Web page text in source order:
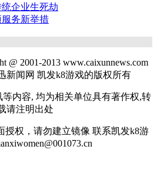
企业生死劫
务新举措
2001-2013 www.caixunnews.com
新闻网 凯发k8游戏的版权所有
容, 均为相关单位具有著作权,转
请注明出处
权，请勿建立镜像 联系凯发k8游